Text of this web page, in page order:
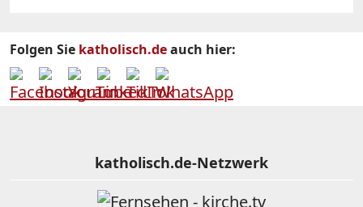
Folgen Sie katholisch.deauch hier:
katholisch.de-Netzwerk